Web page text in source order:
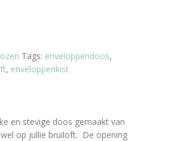
Tags: enveloppendoos,
, enveloppenkist
en stevige doos gemaakt van
op jullie bruiloft. De opening